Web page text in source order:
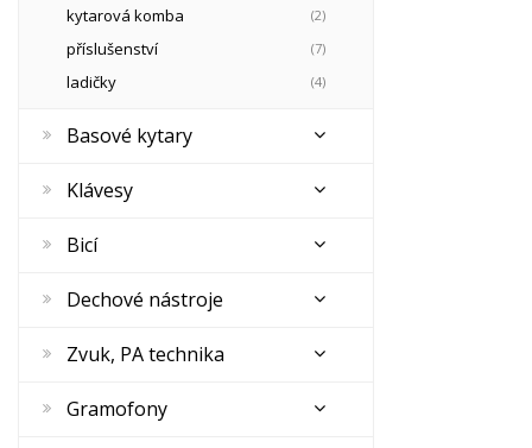
kytarová komba (2)
příslušenství (7)
ladičky (4)
Basové kytary
Klávesy
Bicí
Dechové nástroje
Zvuk, PA technika
Gramofony